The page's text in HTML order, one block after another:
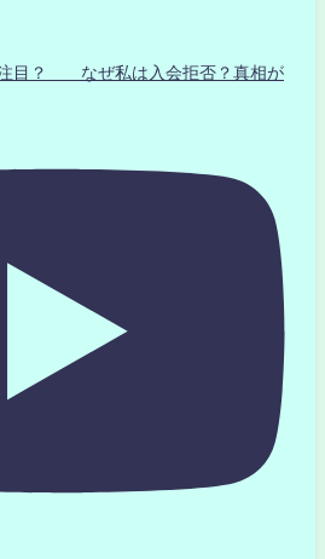
注目？ なぜ私は入会拒否？真相が